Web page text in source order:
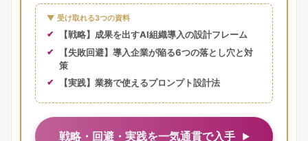
▼ 受け取れる3つの資料
【戦略】成果を出すAI組織導入の設計フレーム
【失敗回避】導入企業が陥る6つの落とし穴と対
策
【実践】業務で使えるプロンプト設計法
戦略・回避・実践を一気通貫で入手